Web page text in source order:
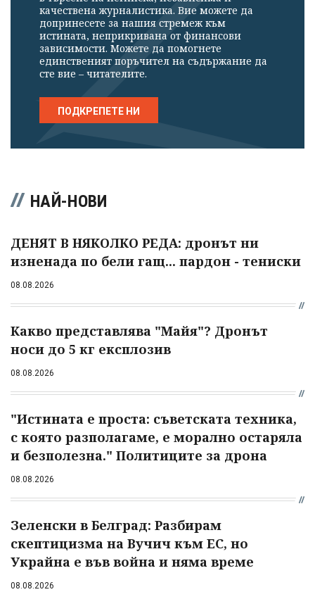
качествена журналистика. Вие можете да
допринесете за нашия стремеж към
истината, неприкривана от финансови
зависимости. Можете да помогнете
единственият поръчител на съдържание да
сте вие – читателите.
ПОДКРЕПЕТЕ НИ
НАЙ-НОВИ
ДЕНЯТ В НЯКОЛКО РЕДА: дронът ни
изненада по бели гащ... пардон - тениски
08.08.2026
Какво представлява "Майя"? Дронът
носи до 5 кг експлозив
08.08.2026
"Истината е проста: съветската техника,
с която разполагаме, е морално остаряла
и безполезна." Политиците за дрона
08.08.2026
Зеленски в Белград: Разбирам
скептицизма на Вучич към ЕС, но
Украйна е във война и няма време
08.08.2026